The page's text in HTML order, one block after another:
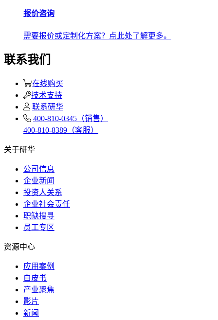
报价咨询
需要报价或定制化方案？点此处了解更多。
联系我们
在线购买
技术支持
联系研华
400-810-0345（销售）
400-810-8389（客服）
关于研华
公司信息
企业新闻
投资人关系
企业社会责任
职缺搜寻
员工专区
资源中心
应用案例
白皮书
产业聚焦
影片
新闻